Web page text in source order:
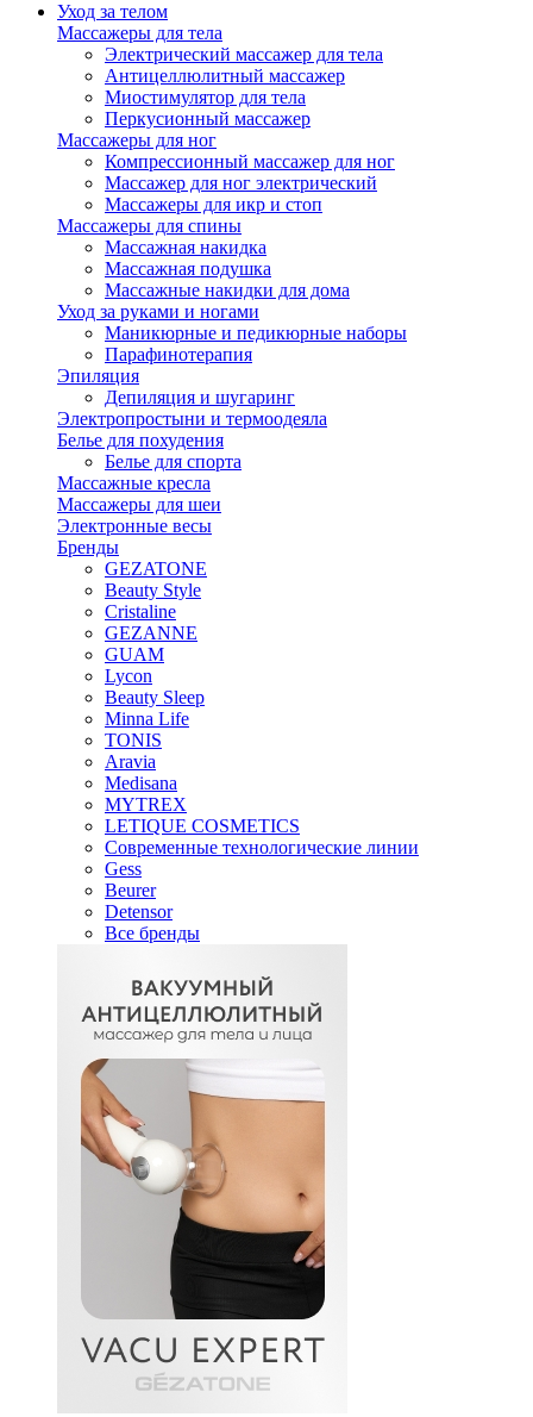
Уход за телом
Массажеры для тела
Электрический массажер для тела
Антицеллюлитный массажер
Миостимулятор для тела
Перкусионный массажер
Массажеры для ног
Компрессионный массажер для ног
Массажер для ног электрический
Массажеры для икр и стоп
Массажеры для спины
Массажная накидка
Массажная подушка
Массажные накидки для дома
Уход за руками и ногами
Маникюрные и педикюрные наборы
Парафинотерапия
Эпиляция
Депиляция и шугаринг
Электропростыни и термоодеяла
Белье для похудения
Белье для спорта
Массажные кресла
Массажеры для шеи
Электронные весы
Бренды
GEZATONE
Beauty Style
Cristaline
GEZANNE
GUAM
Lycon
Beauty Sleep
Minna Life
TONIS
Aravia
Medisana
MYTREX
LETIQUE COSMETICS
Современные технологические линии
Gess
Beurer
Detensor
Все бренды